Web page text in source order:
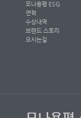
모나용평 ESG
연혁
수상내역
브랜드 스토리
오시는길